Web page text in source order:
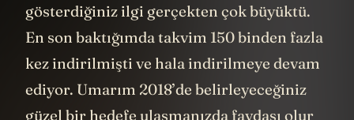
gösterdiğiniz ilgi gerçekten çok büyüktü.
En son baktığımda takvim 150 binden fazla
kez indirilmişti ve hala indirilmeye devam
ediyor. Umarım 2018’de belirleyeceğiniz
güzel bir hedefe ulaşmanızda faydası olur